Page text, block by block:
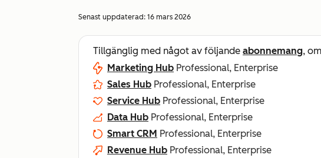
Senast uppdaterad: 16 mars 2026
Tillgänglig med något av följande abonnemang,
Marketing Hub Professional, Enterprise
Sales Hub Professional, Enterprise
Service Hub Professional, Enterprise
Data Hub Professional, Enterprise
Smart CRM Professional, Enterprise
Revenue Hub Professional, Enterprise